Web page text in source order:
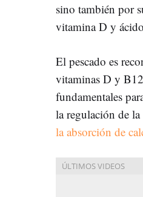
sino también por
vitamina D y
El pescado es
vitaminas D y
fundamentales
la regulación de
la absorción de